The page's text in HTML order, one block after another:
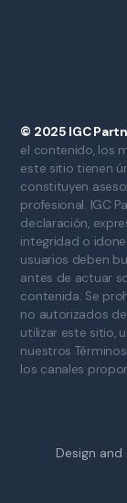
© 2025 IGC
el contenido, los
este sitio tienen
constituyen
profesional. IGC
declaración,
integridad o
usuarios deben
antes de actuar
contenida. Se
no autorizados
utilizar este sitio,
nuestros
los canales
Design